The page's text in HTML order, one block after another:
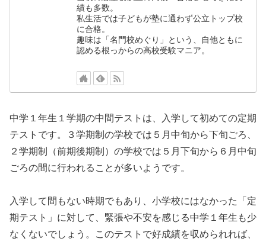
績も多数。
私生活では子どもが塾に通わず公立トップ校
に合格。
趣味は「名門校めぐり」という、自他ともに
認める根っからの高校受験マニア。
中学１年生１学期の中間テストは、入学して初めての定期
テストです。３学期制の学校では５月中旬から下旬ごろ、
２学期制（前期後期制）の学校では５月下旬から６月中旬
ごろの間に行われることが多いようです。
入学して間もない時期でもあり、小学校にはなかった「定
期テスト」に対して、緊張や不安を感じる中学１年生も少
なくないでしょう。このテストで好成績を収められれば、